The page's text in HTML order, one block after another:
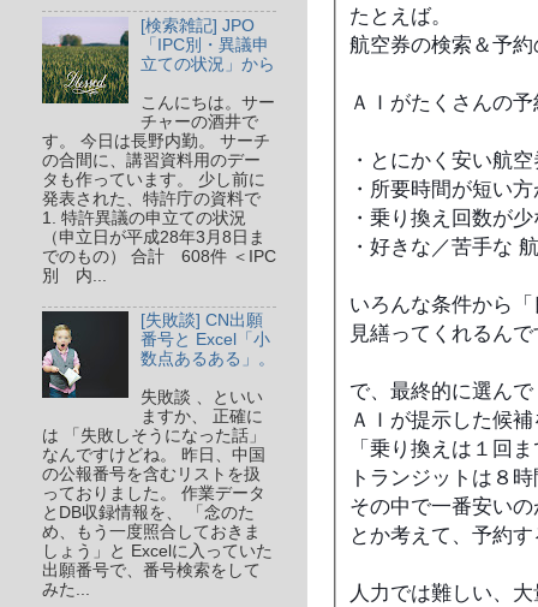
たとえば。
航空券の検索＆予
ＡＩがたくさんの
・とにかく安い航
・所要時間が短い
・乗り換え回数が
・好きな／苦手
いろんな条件から
見繕ってくれるん
で、最終的に選ん
ＡＩが提示した候
「乗り換えは１回
トランジットは８
その中で一番安い
とか考えて、予約
人力では難しい、
[検索雑記] JPO
「IPC別・異議申
立ての状況」から
こんにちは。サー
チャーの酒井で
す。 今日は長野内勤。 サーチ
の合間に、講習資料用のデー
タも作っています。 少し前に
発表された、特許庁の資料で
1. 特許異議の申立ての状況
（申立日が平成28年3月8日ま
でのもの） 合計 608件 ＜IPC
別 内...
[失敗談] CN出願
番号と Excel「小
数点あるある」。
失敗談 、といい
ますか、 正確に
は 「失敗しそうになった話」
なんですけどね。 昨日、中国
の公報番号を含むリストを扱
っておりました。 作業データ
とDB収録情報を、 「念のた
め、もう一度照合しておきま
しょう」と Excelに入っていた
出願番号で、番号検索をして
みた...